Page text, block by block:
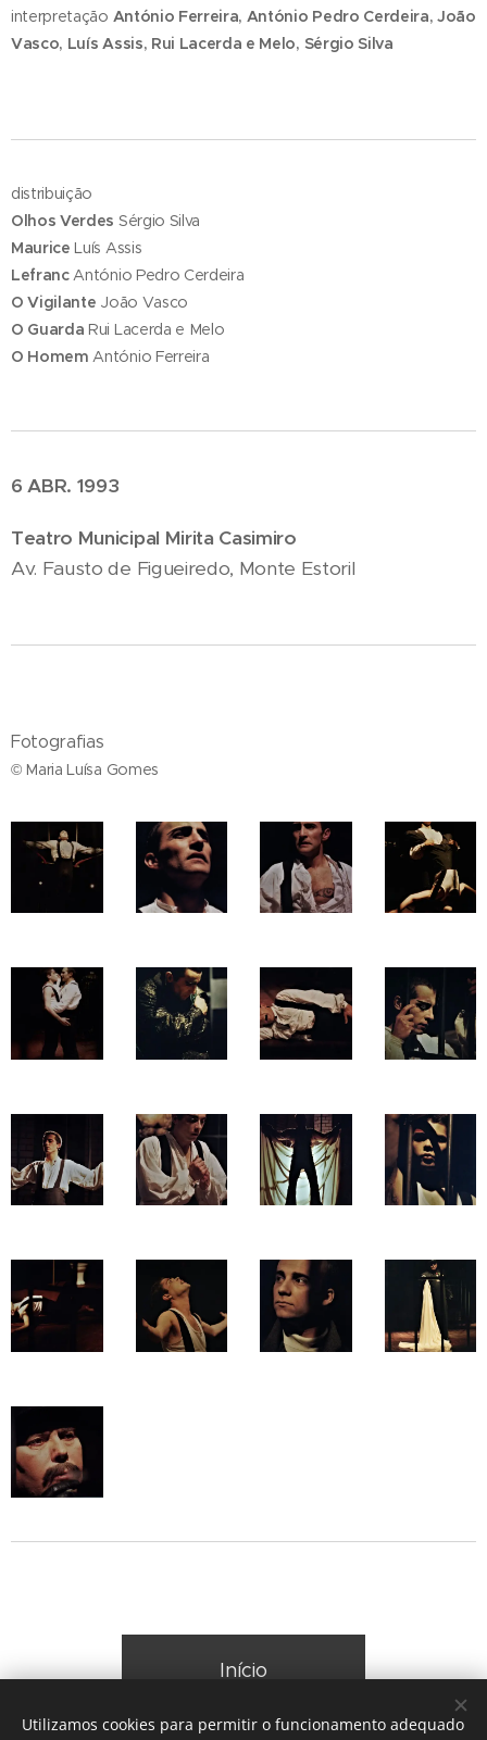
interpretação António Ferreira, António Pedro Cerdeira, João
Vasco, Luís Assis, Rui Lacerda e Melo, Sérgio Silva
distribuição
Olhos Verdes Sérgio Silva
MauriceLuís Assis
LefrancAntónio Pedro Cerdeira
O Vigilante João Vasco
O GuardaRui Lacerda e Melo
O Homem António Ferreira
6 ABR. 1993
Teatro Municipal Mirita Casimiro
Av. Fausto de Figueiredo, Monte Estoril
Fotografias
© Maria Luísa Gomes
Início
Utilizamos cookies para permitir o funcionamento adequado